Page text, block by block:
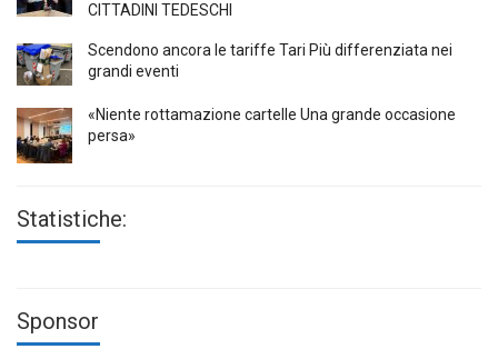
CITTADINI TEDESCHI
Scendono ancora le tariffe Tari Più differenziata nei
grandi eventi
«Niente rottamazione cartelle Una grande occasione
persa»
Statistiche:
Sponsor